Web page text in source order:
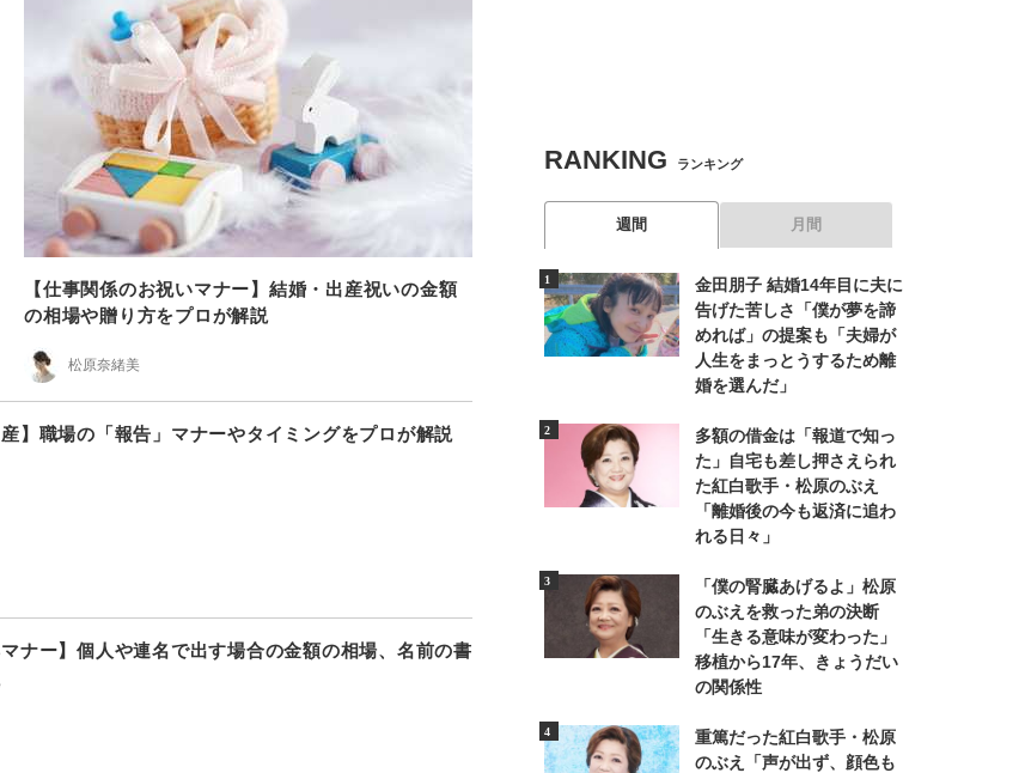
【仕事関係のお祝いマナー】結婚・出産祝いの金額
の相場や贈り方をプロが解説
松原奈緒美
産】職場の「報告」マナーやタイミングをプロが解説
マナー】個人や連名で出す場合の金額の相場、名前の書
RANKING ランキング
週間 月間
金田朋子 結婚14年目に夫に
告げた苦しさ「僕が夢を諦
めれば」の提案も「夫婦が
人生をまっとうするため離
婚を選んだ」
多額の借金は「報道で知っ
た」自宅も差し押さえられ
た紅白歌手・松原のぶえ
「離婚後の今も返済に追わ
れる日々」
「僕の腎臓あげるよ」松原
のぶえを救った弟の決断
「生きる意味が変わった」
移植から17年、きょうだい
の関係性
重篤だった紅白歌手・松原
のぶえ「声が出ず、顔色も